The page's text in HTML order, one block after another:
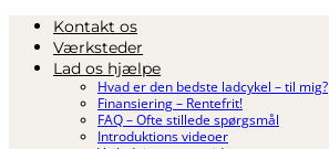
Fortsæt
indhold
Kontakt os
Værksteder
Lad os hjælpe
Hvad er den bedste ladcykel – til mig?
Finansiering – Rentefrit!
FAQ – Ofte stillede spørgsmål
Introduktions videoer